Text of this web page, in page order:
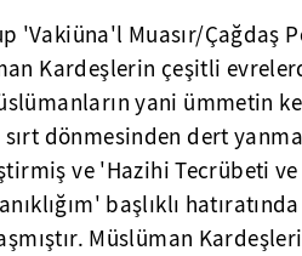
'Vakiüna'l Muasır/Çağdaş
Kardeşlerin çeşitli
yani ümmetin
sırt dönmesinden dert
ve 'Hazihi Tecrübeti
başlıklı
Müslüman